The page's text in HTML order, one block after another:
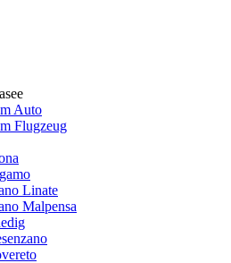
Auto
Flugzeug
Linate
Malpensa